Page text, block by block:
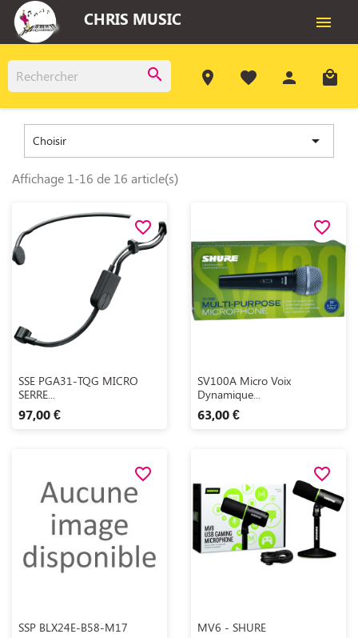
CHRIS MUSIC 
search room favorite person local_mall
Choisir 
Affichage 1-16 de 16 article(s)
Aperçu rapide
SSE PGA31-TQG MICRO
SERRE...
97,00 €
favorite_border
 Aperçu rapide
SV100A Micro Voix
Dynamique...
63,00 €
favorite_border
Aperçu rapide
SSP BLX24E-B58-M17
favorite_border
Aperçu rapide
MV6 - SHURE
favorite_border